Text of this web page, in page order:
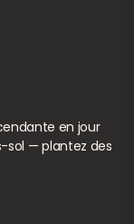
en jour
sol — plantez des